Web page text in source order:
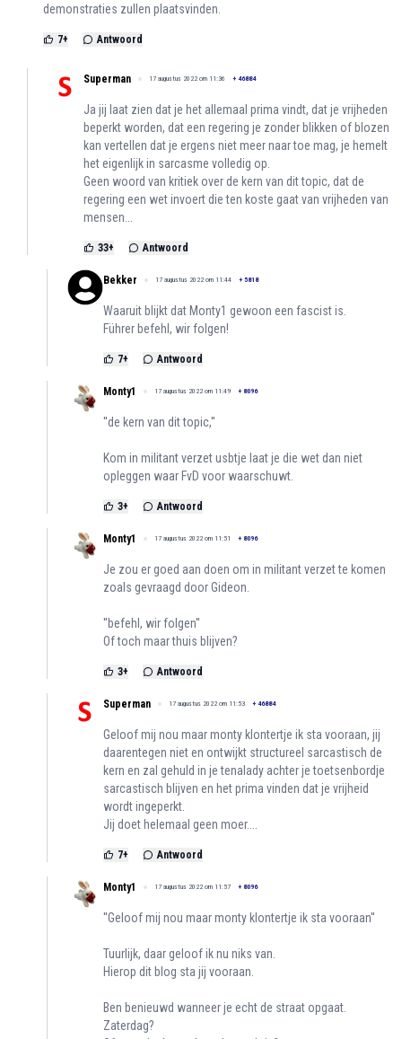
demonstraties zullen plaatsvinden.
7+ Antwoord
Superman 17 augustus 2022 om 11:36 + 46884
Ja jij laat zien dat je het allemaal prima vindt, dat je vrijheden
beperkt worden, dat een regering je zonder blikken of blozen
kan vertellen dat je ergens niet meer naar toe mag, je hemelt
het eigenlijk in sarcasme volledig op.
Geen woord van kritiek over de kern van dit topic, dat de
regering een wet invoert die ten koste gaat van vrijheden van
mensen...
33+ Antwoord
Bekker 17 augustus 2022 om 11:44 + 5818
Waaruit blijkt dat Monty1 gewoon een fascist is.
Führer befehl, wir folgen!
7+ Antwoord
Monty1 17 augustus 2022 om 11:49 + 8096
''de kern van dit topic,''
Kom in militant verzet usbtje laat je die wet dan niet
opleggen waar FvD voor waarschuwt.
3+ Antwoord
Monty1 17 augustus 2022 om 11:51 + 8096
Je zou er goed aan doen om in militant verzet te komen
zoals gevraagd door Gideon.
''befehl, wir folgen''
Of toch maar thuis blijven?
3+ Antwoord
Superman 17 augustus 2022 om 11:53 + 46884
Geloof mij nou maar monty klontertje ik sta vooraan, jij
daarentegen niet en ontwijkt structureel sarcastisch de
kern en zal gehuld in je tenalady achter je toetsenbordje
sarcastisch blijven en het prima vinden dat je vrijheid
wordt ingeperkt.
Jij doet helemaal geen moer....
7+ Antwoord
Monty1 17 augustus 2022 om 11:57 + 8096
''Geloof mij nou maar monty klontertje ik sta vooraan''
Tuurlijk, daar geloof ik nu niks van.
Hierop dit blog sta jij vooraan.
Ben benieuwd wanneer je echt de straat opgaat.
Zaterdag?